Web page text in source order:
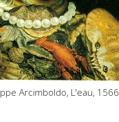
Arcimboldo, L'eau, 1566